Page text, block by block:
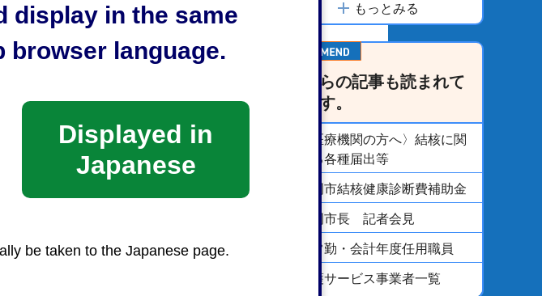
display in the same
browser language.
Displayed in
Japanese
be taken to the Japanese page.
もっとみる
こちらの記事も読まれて
います。
〈医療機関の方へ〉結核に関
する各種届出等
静岡市結核健康診断費補助金
静岡市長 記者会見
非常勤・会計年度任用職員
介護サービス事業者一覧